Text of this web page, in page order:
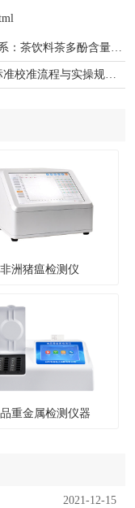
料茶多酚含量测定仪详解
准流程与实操规范详解
非洲猪瘟检测仪
重金属检测仪器
2021-12-15